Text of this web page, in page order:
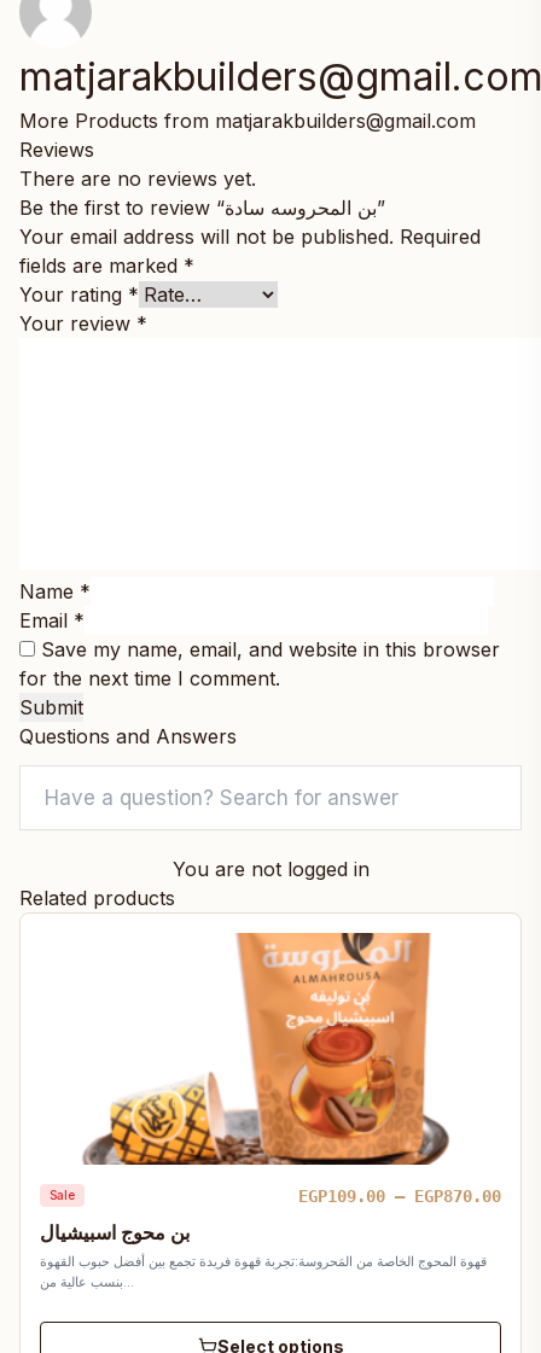
More Products from matjarakbuilders@gmail.com
Reviews
There are no reviews yet.
Be the first to review “بن المحروسه سادة”
Your email address will not be published. Required
fields are marked *
Your rating *
Your review *
Name *
Email *
Save my name, email, and website in this browser
for the next time I comment.
Questions and Answers
You are not logged in
Related products
Sale EGP109.00 – EGP870.00
بن محوج اسبيشيال
قهوة المحوج الخاصة من المَحروسة:تجربة قهوة فريدة تجمع بين أفضل حبوب القهوة
بنسب عالية من…
Select options